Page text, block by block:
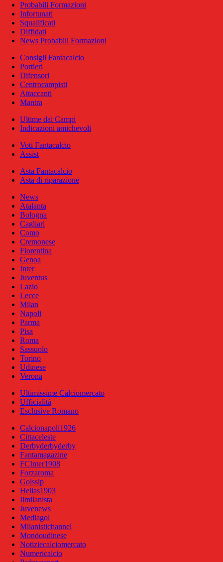
Probabili Formazioni
Infortunati
Squalificati
Diffidati
News Probabili Formazioni
Consigli Fantacalcio
Portieri
Difensori
Centrocampisti
Attaccanti
Mantra
Ultime dai Campi
Indicazioni amichevoli
Voti Fantacalcio
Assist
Asta Fantacalcio
Asta di riparazione
News
Atalanta
Bologna
Cagliari
Como
Cremonese
Fiorentina
Genoa
Inter
Juventus
Lazio
Lecce
Milan
Napoli
Parma
Pisa
Roma
Sassuolo
Torino
Udinese
Verona
Ultimissime Calciomercato
Ufficialità
Esclusive Romano
Calcionapoli1926
Cittaceleste
Derbyderbyderby
Fantamagazine
FCInter1908
Forzaroma
Golssip
Hellas1903
Ilmilanista
Juvenews
Mediagol
Milanistichannel
Mondoudinese
Notiziecalciomercato
Numericalcio